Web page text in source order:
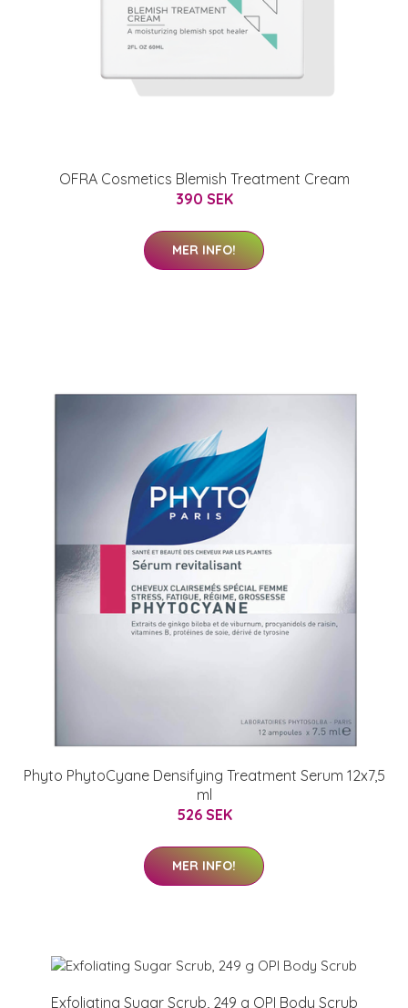
OFRA Cosmetics Blemish Treatment Cream
390 SEK
MER INFO!
Phyto PhytoCyane Densifying Treatment Serum 12x7,5
ml
526 SEK
MER INFO!
Exfoliating Sugar Scrub, 249 g OPI Body Scrub